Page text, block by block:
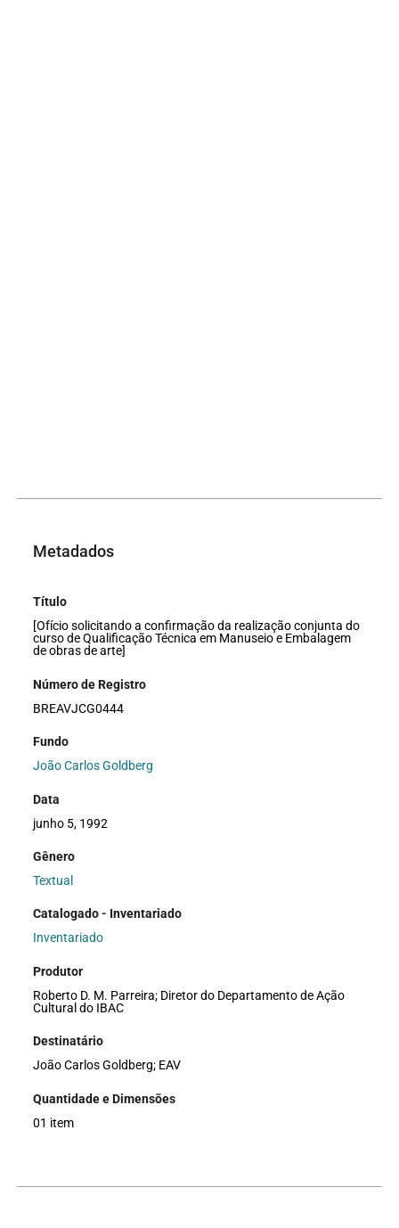
Metadados
Título
[Ofício solicitando a confirmação da realização conjunta do
curso de Qualificação Técnica em Manuseio e Embalagem
de obras de arte]
Número de Registro
BREAVJCG0444
Fundo
João Carlos Goldberg
Data
junho 5, 1992
Gênero
Textual
Catalogado - Inventariado
Inventariado
Produtor
Roberto D. M. Parreira; Diretor do Departamento de Ação
Cultural do IBAC
Destinatário
João Carlos Goldberg; EAV
Quantidade e Dimensões
01 item